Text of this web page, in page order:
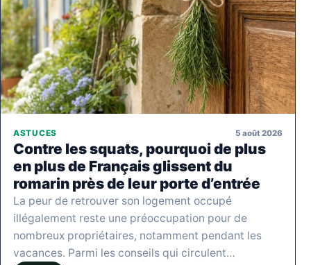
ASTUCES 5 août 2026
Contre les squats, pourquoi de plus
en plus de Français glissent du
romarin près de leur porte d’entrée
La peur de retrouver son logement occupé
illégalement reste une préoccupation pour de
nombreux propriétaires, notamment pendant les
vacances. Parmi les conseils qui circulent…